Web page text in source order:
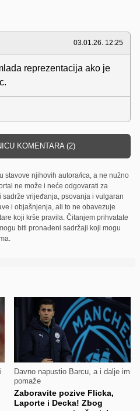
03.01.26. 12:25
reprezentacija ako je
KOMENTARA (2)
stavove njihovih autora/ica, a ne nužno
ne može i neće odgovarati za
vrijeđanja, psovanja i vulgaran
i objašnjenja, ali to ne obavezuje
koji krše pravila. Čitanjem prihvatate
biti pronađeni sadržaji koji mogu
Davno napustio Barcu, a i dalje im
pomaže
Zaboravite pozive Flicka,
Laporte i Decka! Zbog